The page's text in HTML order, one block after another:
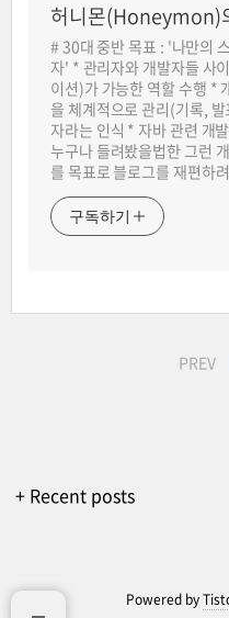
허니몬(Honeymon)
# 30대 중반 목표 : '나만의
자' * 관리자와 개발자들 사
이션)가 가능한 역할 수행 *
을 체계적으로 관리(기록,
자라는 인식 * 자바 관련 개
누구나 들려봤을법한 그런
를 목표로 블로그를 재편하
구독하기
PREV
+ Recent posts
Powered by